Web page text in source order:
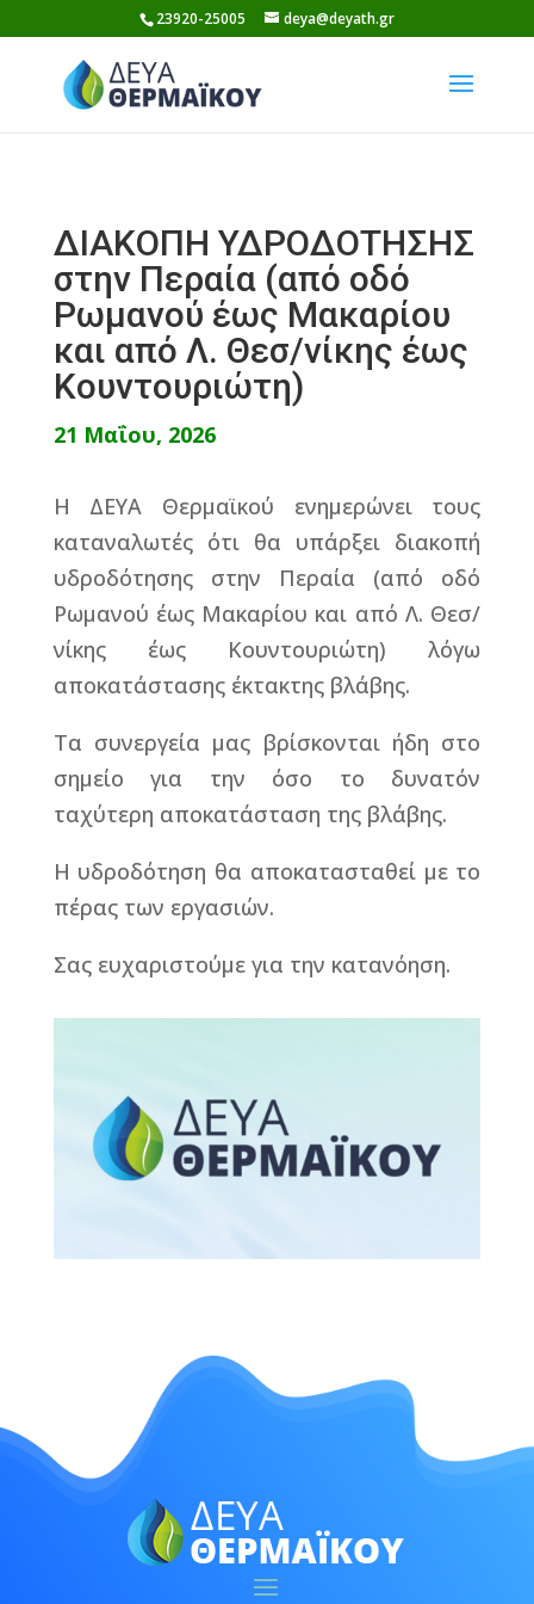
to
content
23920-25005 deya@deyath.gr
ΔΙΑΚΟΠΗ ΥΔΡΟΔΟΤΗΣΗΣ
στην Περαία (από οδό
Ρωμανού έως Μακαρίου
και από Λ. Θεσ/νίκης έως
Κουντουριώτη)
21 Μαΐου, 2026
Η ΔΕΥΑ Θερμαϊκού ενημερώνει τους
καταναλωτές ότι θα υπάρξει διακοπή
υδροδότησης στην Περαία (από οδό
Ρωμανού έως Μακαρίου και από Λ. Θεσ/
νίκης έως Κουντουριώτη) λόγω
αποκατάστασης έκτακτης βλάβης.
Τα συνεργεία μας βρίσκονται ήδη στο
σημείο για την όσο το δυνατόν
ταχύτερη αποκατάσταση της βλάβης.
Η υδροδότηση θα αποκατασταθεί με το
πέρας των εργασιών.
Σας ευχαριστούμε για την κατανόηση.